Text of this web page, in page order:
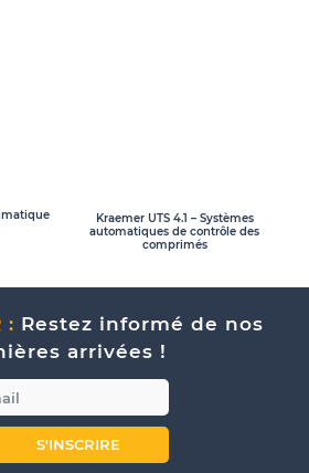
Kraemer UTS 4.1 – Systèmes
automatiques de contrôle des
comprimés
: Restez informé de nos
arrivées !
S'INSCRIRE